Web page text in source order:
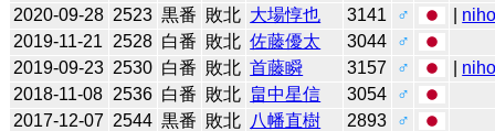
2020-09-28 2523 黒番 敗北 大場惇也 3141 ♂
2019-11-21
2528 白番 敗北 佐藤優太 3044
♂
2019-09-23 2530 白番 敗北 首藤瞬 3157 ♂
2018-11-08 2536 白番 敗北 畠中星信 3054
♂
2017-12-07 2544 黒番 敗北 八幡直樹 2893
♂